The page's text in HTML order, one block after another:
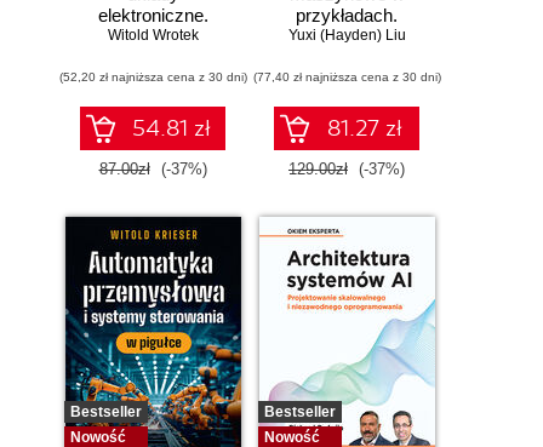
elektroniczne.
Podręcznik
Witold Wrotek
(52,20 zł najniższa cena z 30 dni)
54.81 zł
87.00zł (-37%)
przykładach.
Najlepsze praktyki
zastosowaniach.
Wydanie IV
Yuxi (Hayden) Liu
(77,40 zł najniższa cena z 30 dni)
81.27 zł
129.00zł (-37%)
Bestseller
Nowość
Bestseller
Nowość